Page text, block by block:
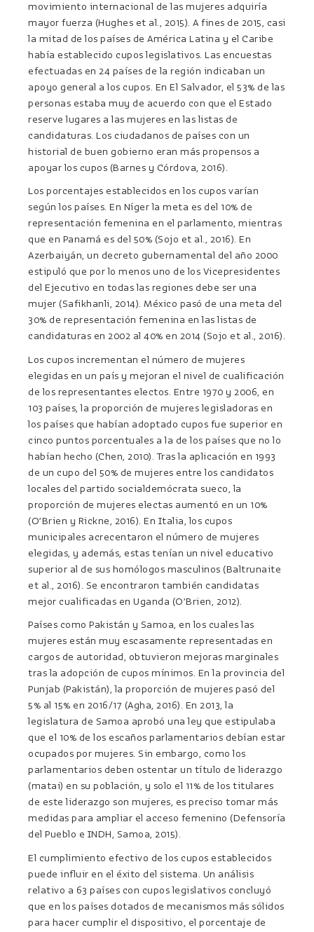
movimiento internacional de las mujeres adquiría
mayor fuerza (Hughes et al., 2015). A fines de 2015, casi
la mitad de los países de América Latina y el Caribe
había establecido cupos legislativos. Las encuestas
efectuadas en 24 países de la región indicaban un
apoyo general a los cupos. En El Salvador, el 53% de las
personas estaba muy de acuerdo con que el Estado
reserve lugares a las mujeres en las listas de
candidaturas. Los ciudadanos de países con un
historial de buen gobierno eran más propensos a
apoyar los cupos (Barnes y Córdova, 2016).
Los porcentajes establecidos en los cupos varían
según los países. En Níger la meta es del 10% de
representación femenina en el parlamento, mientras
que en Panamá es del 50% (Sojo et al., 2016). En
Azerbaiyán, un decreto gubernamental del año 2000
estipuló que por lo menos uno de los Vicepresidentes
del Ejecutivo en todas las regiones debe ser una
mujer (Safikhanli, 2014). México pasó de una meta del
30% de representación femenina en las listas de
candidaturas en 2002 al 40% en 2014 (Sojo et al., 2016).
Los cupos incrementan el número de mujeres
elegidas en un país y mejoran el nivel de cualificación
de los representantes electos. Entre 1970 y 2006, en
103 países, la proporción de mujeres legisladoras en
los países que habían adoptado cupos fue superior en
cinco puntos porcentuales a la de los países que no lo
habían hecho (Chen, 2010). Tras la aplicación en 1993
de un cupo del 50% de mujeres entre los candidatos
locales del partido socialdemócrata sueco, la
proporción de mujeres electas aumentó en un 10%
(O’Brien y Rickne, 2016). En Italia, los cupos
municipales acrecentaron el número de mujeres
elegidas, y además, estas tenían un nivel educativo
superior al de sus homólogos masculinos (Baltrunaite
et al., 2016). Se encontraron también candidatas
mejor cualificadas en Uganda (O’Brien, 2012).
Países como Pakistán y Samoa, en los cuales las
mujeres están muy escasamente representadas en
cargos de autoridad, obtuvieron mejoras marginales
tras la adopción de cupos mínimos. En la provincia del
Punjab (Pakistán), la proporción de mujeres pasó del
5% al 15% en 2016/17 (Agha, 2016). En 2013, la
legislatura de Samoa aprobó una ley que estipulaba
que el 10% de los escaños parlamentarios debían estar
ocupados por mujeres. Sin embargo, como los
parlamentarios deben ostentar un título de liderazgo
(matai) en su población, y solo el 11% de los titulares
de este liderazgo son mujeres, es preciso tomar más
medidas para ampliar el acceso femenino (Defensoría
del Pueblo e INDH, Samoa, 2015).
El cumplimiento efectivo de los cupos establecidos
puede influir en el éxito del sistema. Un análisis
relativo a 63 países con cupos legislativos concluyó
que en los países dotados de mecanismos más sólidos
para hacer cumplir el dispositivo, el porcentaje de